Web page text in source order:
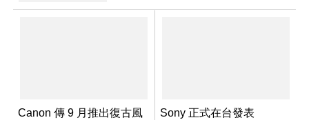
Canon 傳 9 月推出復古風
Sony 正式在台發表